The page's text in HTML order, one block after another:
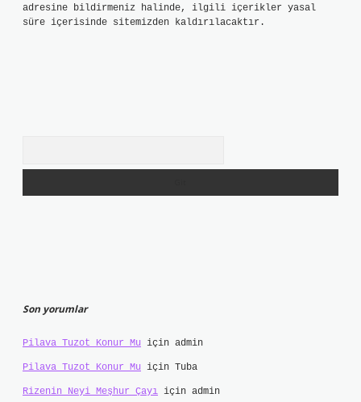
adresine bildirmeniz halinde, ilgili içerikler yasal
süre içerisinde sitemizden kaldırılacaktır.
Son yorumlar
Pilava Tuzot Konur Mu için admin
Pilava Tuzot Konur Mu için Tuba
Rizenin Neyi Meşhur Çayı için admin